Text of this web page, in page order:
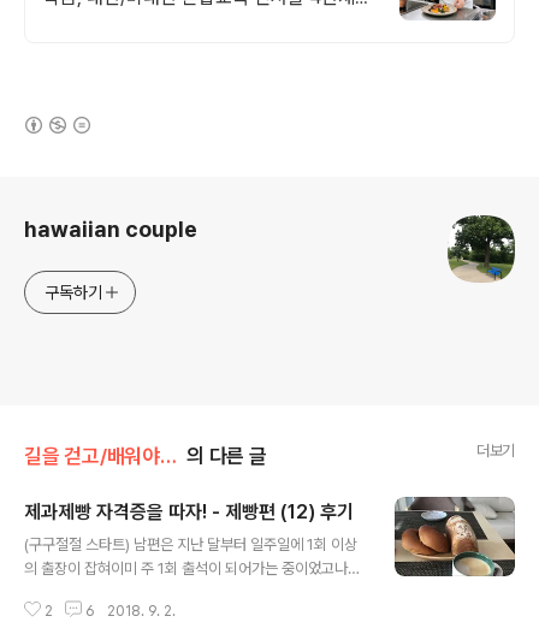
hawaiian couple
구독하기
길을 걷고/배워야 산다 의 다른 글 더보기
제과제빵 자격증을 따자! - 제빵편 (12) 후기
(구구절절 스타트) 남편은 지난 달부터 일주일에 1회 이상
의 출장이 잡혀이미 주 1회 출석이 되어가는 중이었고나의
일상 생활에도 피로가 첩첩 쌓이는 상태가 계속되었다. 그
2 6 2018. 9. 2.